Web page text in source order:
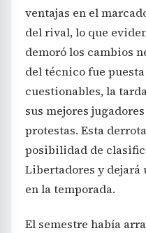
ventajas en el
del rival, lo que
demoró los cambios
del técnico fue
cuestionables, la
sus mejores
protestas. Esta
posibilidad de
Libertadores y dejará
en la temporada.
El semestre había